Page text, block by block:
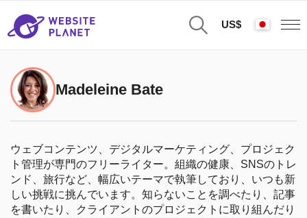
US$
Madeleine Bate
ウェブコンテンツ、デジタルマーケティング、プロジェク
ト管理が専門のフリーライター。組織の健康、SNSのトレ
ンド、旅行など、幅広いテーマで執筆しており、いつも新
しい挑戦に挑んでいます。知らないことを調べたり、記事
を書いたり、クライアントのプロジェクトに取り組んだり